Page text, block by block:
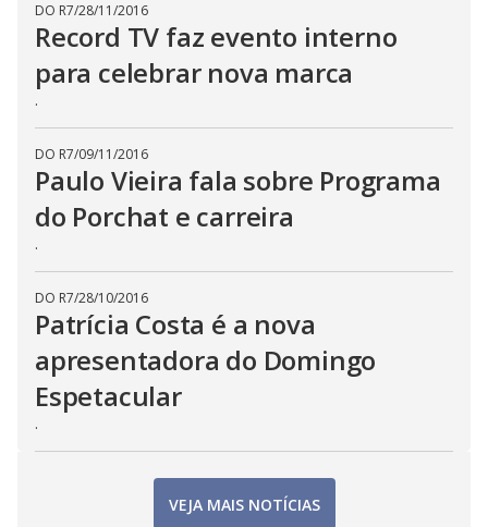
DO R7/28/11/2016
Record TV faz evento interno
para celebrar nova marca
.
DO R7/09/11/2016
Paulo Vieira fala sobre Programa
do Porchat e carreira
.
DO R7/28/10/2016
Patrícia Costa é a nova
apresentadora do Domingo
Espetacular
.
VEJA MAIS NOTÍCIAS